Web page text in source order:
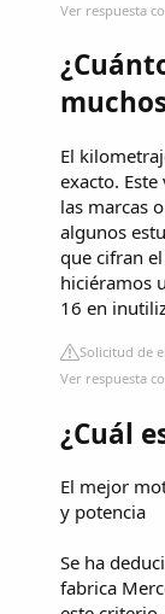
Ver respuesta
El
exacto.
las marcas
algunos
que cifran
hiciéramos
16 en
Solicitud de
Ver respuesta
¿Cuál
El mejor
y potencia
Se ha
fabrica